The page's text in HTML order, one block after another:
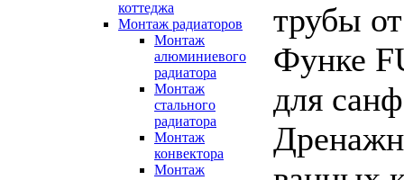
коттеджа
Монтаж радиаторов
Монтаж
алюминиевого
радиатора
Монтаж
стального
радиатора
Монтаж
конвектора
Монтаж
трубы
Функе
для